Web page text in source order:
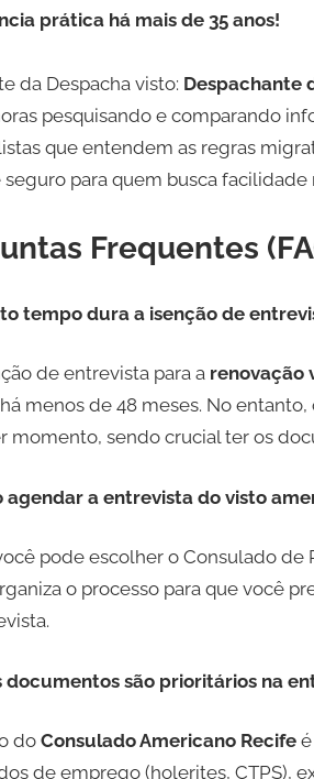
prática há mais de 35 anos!
da Despacha visto: Despachante
pesquisando e comparando
que entendem as regras
seguro para quem busca facilidade
Frequentes
tempo dura a isenção de
de entrevista para a renovação
menos de 48 meses. No
momento, sendo crucial ter os
agendar a entrevista do visto
pode escolher o Consulado
o processo para que você
documentos são prioritários na
do Consulado Americano Recifeé
de emprego (holerites, CTPS),